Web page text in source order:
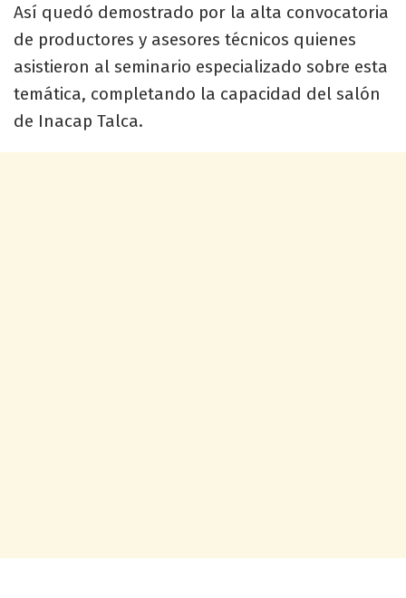
Así quedó demostrado por la alta convocatoria
de productores y asesores técnicos quienes
asistieron al seminario especializado sobre esta
temática, completando la capacidad del salón
de Inacap Talca.